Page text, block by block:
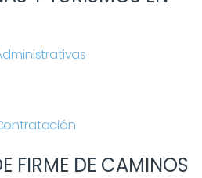
FIRME DE CAMINOS